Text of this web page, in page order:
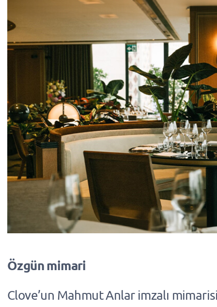
Özgün mimari
Clove’un Mahmut Anlar imzalı